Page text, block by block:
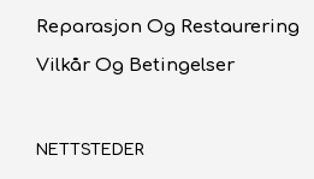
Reparasjon Og Restaurering
Vilkår Og Betingelser
NETTSTEDER